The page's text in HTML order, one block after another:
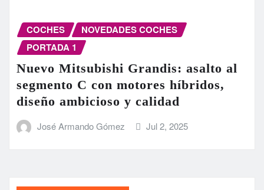
COCHES
NOVEDADES COCHES
PORTADA 1
Nuevo Mitsubishi Grandis: asalto al
segmento C con motores híbridos,
diseño ambicioso y calidad
José Armando Gómez Jul 2, 2025